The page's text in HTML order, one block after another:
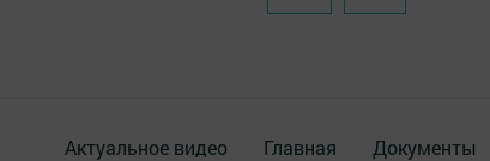
Актуальное видео Главная Документы